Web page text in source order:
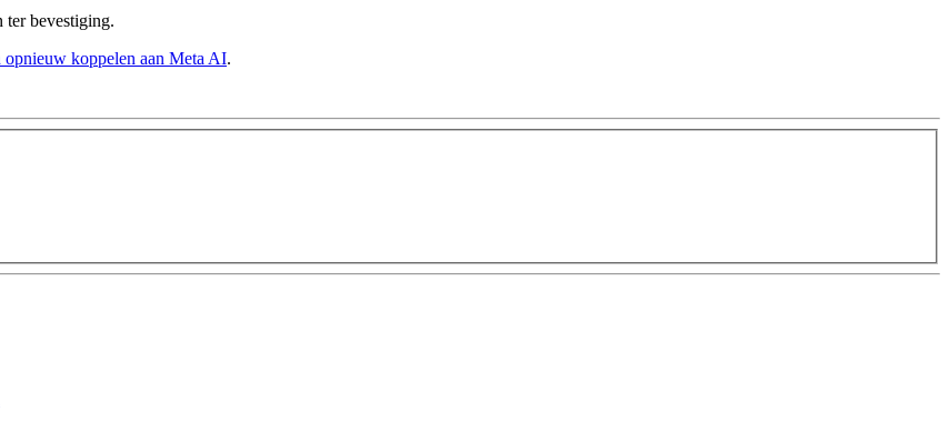
ter bevestiging.
opnieuw koppelen aan Meta AI.